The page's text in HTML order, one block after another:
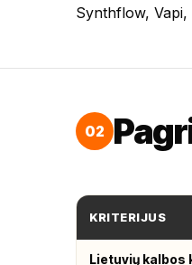
Synthflow,
02
KRITERIJUS
Lietuvių kalbos